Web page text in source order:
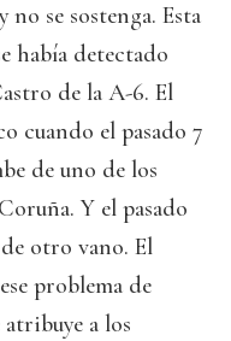
se sostenga. Esta
había detectado
de la A-6. El
cuando el pasado 7
de uno de los
Y el pasado
otro vano. El
problema de
a los